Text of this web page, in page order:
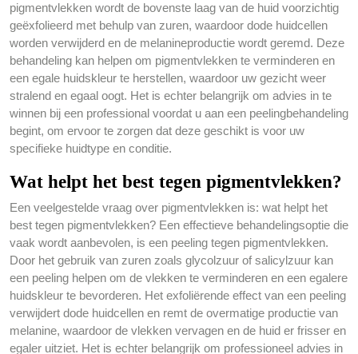
pigmentvlekken wordt de bovenste laag van de huid voorzichtig
geëxfolieerd met behulp van zuren, waardoor dode huidcellen
worden verwijderd en de melanineproductie wordt geremd. Deze
behandeling kan helpen om pigmentvlekken te verminderen en
een egale huidskleur te herstellen, waardoor uw gezicht weer
stralend en egaal oogt. Het is echter belangrijk om advies in te
winnen bij een professional voordat u aan een peelingbehandeling
begint, om ervoor te zorgen dat deze geschikt is voor uw
specifieke huidtype en conditie.
Wat helpt het best tegen pigmentvlekken?
Een veelgestelde vraag over pigmentvlekken is: wat helpt het
best tegen pigmentvlekken? Een effectieve behandelingsoptie die
vaak wordt aanbevolen, is een peeling tegen pigmentvlekken.
Door het gebruik van zuren zoals glycolzuur of salicylzuur kan
een peeling helpen om de vlekken te verminderen en een egalere
huidskleur te bevorderen. Het exfoliërende effect van een peeling
verwijdert dode huidcellen en remt de overmatige productie van
melanine, waardoor de vlekken vervagen en de huid er frisser en
egaler uitziet. Het is echter belangrijk om professioneel advies in